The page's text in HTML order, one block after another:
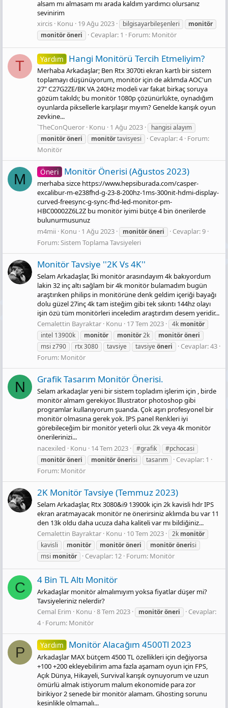
alsam mı almasam mı arada kaldım yardımcı olursanız
sevinirim
xircis Konu 19 Ağu 2023 bilgisayarbileşenleri
monitör
monitöröneri Cevaplar: 1 Forum: Monitör
T Yardım Hangi Monitörü Tercih Etmeliyim?
Merhaba Arkadaşlar; Ben Rtx 3070ti ekran kartlı bir sistem
toplamayı düşünüyorum, monitör için de aklımda AOC'un
27" C27G2ZE/BK VA 240Hz modeli var fakat birkaç soruya
gözüm takıldı; bu monitör 1080p çözünürlükte, oynadığım
oyunlarda piksellerle karşılaşır mıyım? Genelde karışık oyun
zevkine...
`TheConQueror Konu 1 Ağu 2023
hangisi alayım
monitöröneri monitörtavisyesi Cevaplar: 4 Forum:
Monitör
M Öneri Monitör Önerisi (Ağustos 2023)
merhaba sizce https://www.hepsiburada.com/casper-
excalibur-m-e238fhd-g-23-8-200hz-1ms-300nit-hdmi-display-
curved-freesync-g-sync-fhd-led-monitor-pm-
HBC00002Z6L2Z bu monitör iyimi bütçe 4 bin önerilerde
bulunurmusunuz
m4mii Konu 1 Ağu 2023 monitöröneri
Cevaplar: 9
Forum:Sistem Toplama Tavsiyeleri
Monitör Tavsiye ''2K Vs 4K''
Selam Arkadaşlar, İki monitör arasındayım 4k bakıyordum
lakin 32 inç altı sağlam bir 4k monitör bulamadım bugün
araştırıken philips in monitörüne denk geldim içeriği bayağı
dolu güzel 27inç 4k tam isteğim gibi tek sıkıntı 144hz olayı
işin özü tüm monitörleri inceledim araştırdım desem yeridir...
Cemalettin Bayraktar Konu 17 Tem 2023 4k monitör
intel 13900k
monitör monitör2k monitöröneri
msi z790
rtx 3080 tavsiye tavsiyeöneri
Cevaplar: 43
Forum: Monitör
N Grafik Tasarım Monitör Önerisi.
Selam arkadaşlar yeni bir sistem topladım işlerim için , birde
monitör almam gerekiyor. İllustrator photoshop gibi
programlar kullanıyorum şuanda. Çok aşırı profesyonel bir
monitör olmasına gerek yok. IPS panel Renkleri iyi
görebileceğim bir monitör yeterli olur. 2k veya 4k monitör
önerilerinizi...
nacexiled
Konu 14 Tem 2023 #grafik
#pchocasi
monitöröneri monitörönerisi tasarım
Cevaplar: 1
Forum: Monitör
2K Monitör Tavsiye (Temmuz 2023)
Selam Arkadaşlar, Rtx 3080&i9 13900k için 2k kavisli hdr IPS
ekran aratmayacak monitör ne önerirsiniz aklımda bu var 11
den 13k oldu daha ucuza daha kaliteli var mı bildiğiniz...
Cemalettin Bayraktar Konu 10 Tem 2023 2k monitör
kavisli
monitör monitöröneri monitörönerisi
msi monitör Cevaplar: 12 Forum: Monitör
C 4 Bin TL Altı Monitör
Arkadaşlar monitör almalımıyım yoksa fiyatlar düşer mi?
Tavsiyeleriniz nelerdir?
Cemal Erim
Konu 8 Tem 2023 monitöröneri
Cevaplar:
4 Forum: Monitör
P Yardım Monitör Alacağım 4500Tl 2023
Arkadaşlar MAX bütçem 4500 TL özellikleri için değiyorsa
+100 +200 ekleyebilirim ama fazla aşamam oyun için FPS,
Açık Dünya, Hikayeli, Survival karışık oynuyorum ve uzun
ömürlü almak istiyorum malum ekonomide para zor
birikiyor 2 senede bir monitör alamam. Ghosting sorunu
kesinlikle olmamalı...